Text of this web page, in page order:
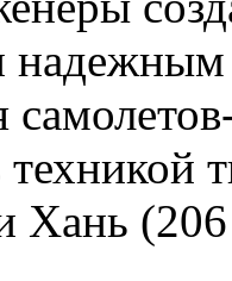
Хань